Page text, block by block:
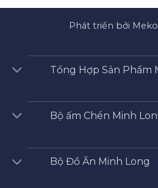
Phát triển bởi
Tổng Hợp Sản Phẩm
Bộ ấm Chén Minh
Bộ Đồ Ăn Minh Long